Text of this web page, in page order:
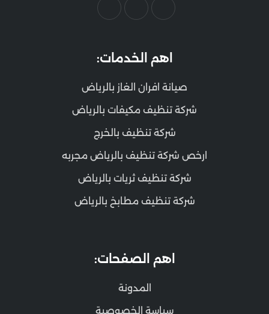
اهم الخدمات:
صيانة افران الغاز بالرياض
شركة تنظيف مكيفات بالرياض
شركة تنظيف بالخرج
ارخص شركة تنظيف بالرياض مجربه
شركة تنظيف ثريات بالرياض
شركة تنظيف مطابخ بالرياض
اهم الصفحات:
المدونة
سياسة الخصوصية